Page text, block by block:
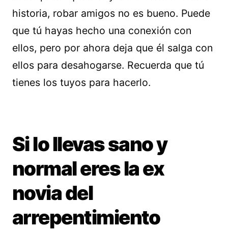
historia, robar amigos no es bueno. Puede
que tú hayas hecho una conexión con
ellos, pero por ahora deja que él salga con
ellos para desahogarse. Recuerda que tú
tienes los tuyos para hacerlo.
Si lo llevas sano y
normal eres la ex
novia del
arrepentimiento